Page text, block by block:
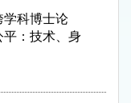
学科博士论
平：技术、身